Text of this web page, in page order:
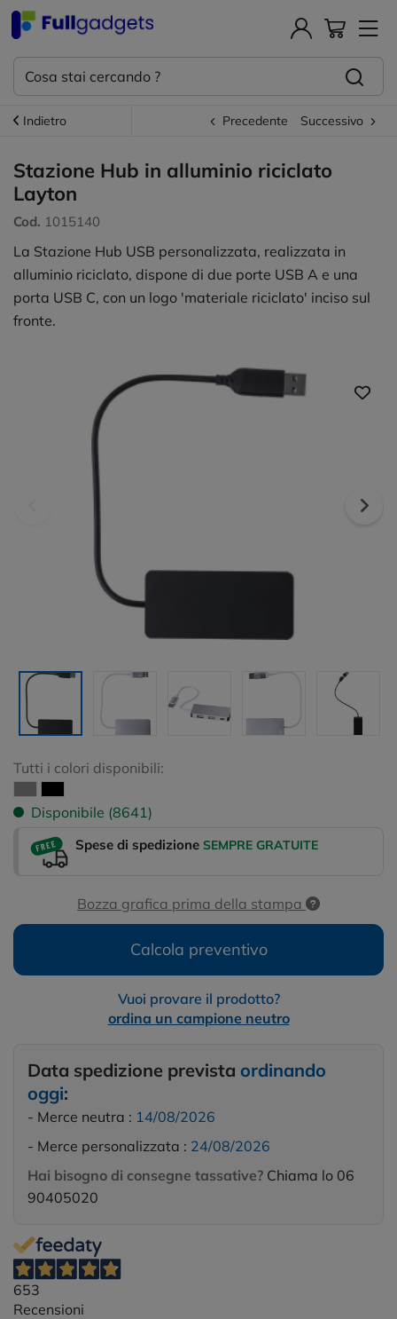
Indietro Precedente Successivo
Stazione Hub in alluminio riciclato
Layton
Cod. 1015140
La Stazione Hub USB personalizzata, realizzata in
alluminio riciclato, dispone di due porte USB A e una
porta USB C, con un logo 'materiale riciclato' inciso sul
fronte.
Tutti i colori disponibili:
Disponibile (8641)
Spese di spedizione SEMPRE GRATUITE
Bozza grafica prima della stampa
Calcola preventivo
Vuoi provare il prodotto?
ordina un campione neutro
Data spedizione prevista ordinando
oggi:
- Merce neutra : 14/08/2026
- Merce personalizzata : 24/08/2026
Hai bisogno di consegne tassative? Chiama lo 06
90405020
653
Recensioni